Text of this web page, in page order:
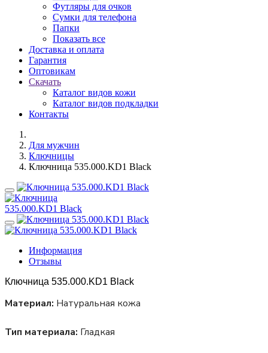
Футляры для очков
Сумки для телефона
Папки
Показать все
Доставка и оплата
Гарантия
Оптовикам
Скачать
Каталог видов кожи
Каталог видов подкладки
Контакты
Для мужчин
Ключницы
Ключница 535.000.KD1 Black
Информация
Отзывы
Ключница 535.000.KD1 Black
Материал: Натуральная кожа
Тип материала: Гладкая